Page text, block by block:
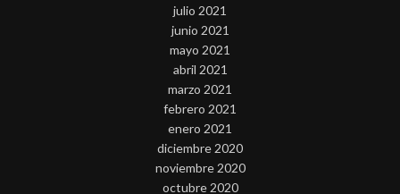
julio 2021
junio 2021
mayo 2021
abril 2021
marzo 2021
febrero 2021
enero 2021
diciembre 2020
noviembre 2020
octubre 2020